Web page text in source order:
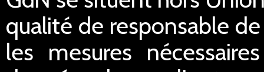
qualité de responsable
les mesures